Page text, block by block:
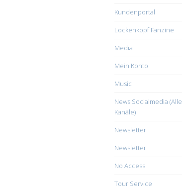
Kundenportal
Lockenkopf Fanzine
Media
Mein Konto
Music
News Socialmedia (Alle
Kanäle)
Newsletter
Newsletter
No Access
Tour Service